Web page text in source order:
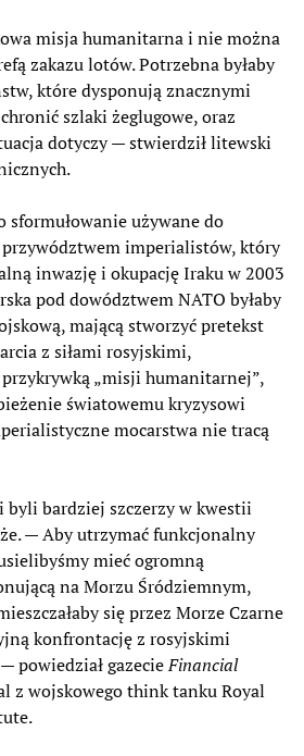
misja humanitarna i nie można
zakazu lotów. Potrzebna byłaby
które dysponują znacznymi
szlaki żeglugowe, oraz
dotyczy — stwierdził litewski
sformułowanie używane do
imperialistów, który
inwazję i okupację Iraku w 2003
pod dowództwem NATO byłaby
mającą stworzyć pretekst
z siłami rosyjskimi,
„misji humanitarnej”,
światowemu kryzysowi
mocarstwa nie tracą
bardziej szczerzy w kwestii
— Aby utrzymać funkcjonalny
mieć ogromną
na Morzu Śródziemnym,
się przez Morze Czarne
konfrontację z rosyjskimi
powiedział gazecieFinancial
z wojskowego think tanku Royal